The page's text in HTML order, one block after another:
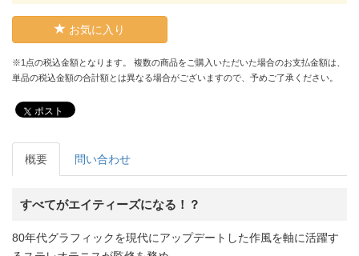
お気に入り
※1点の税込金額となります。 複数の商品をご購入いただいた場合のお支払金額は、
単品の税込金額の合計額とは異なる場合がございますので、予めご了承ください。
ポスト
概要 問い合わせ
すべてがエイティーズになる！？
80年代グラフィックを現代にアップデートした作風を軸に活躍す